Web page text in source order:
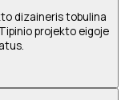
dizaineris tobulina
projekto eigoje